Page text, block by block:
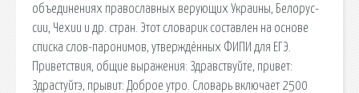
объединениях православных верующих Украины, Белорус­
сии, Чехии и др. стран. Этот словарик составлен на основе
списка слов-паронимов, утверждённых ФИПИ для ЕГЭ.
Приветствия, общие выражения: Здравствуйте, привет:
Здрастуйтэ, прывит: Доброе утро. Словарь включает 2500